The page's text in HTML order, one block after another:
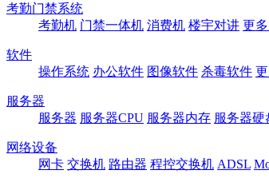
考勤门禁系统
考勤机 门禁一体机 消费机 楼宇对讲 更
软件
操作系统 办公软件 图像软件 杀毒软件
服务器
服务器 服务器CPU 服务器内存 服务器硬
网络设备
网卡 交换机 路由器 程控交换机 ADSL